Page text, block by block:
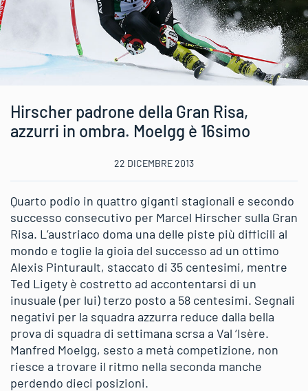
Hirscher padrone della Gran Risa,
azzurri in ombra. Moelgg è 16simo
22 DICEMBRE 2013
Quarto podio in quattro giganti stagionali e secondo
successo consecutivo per Marcel Hirscher sulla Gran
Risa. L’austriaco doma una delle piste più difficili al
mondo e toglie la gioia del successo ad un ottimo
Alexis Pinturault, staccato di 35 centesimi, mentre
Ted Ligety è costretto ad accontentarsi di un
inusuale (per lui) terzo posto a 58 centesimi. Segnali
negativi per la squadra azzurra reduce dalla bella
prova di squadra di settimana scrsa a Val ‘Isère.
Manfred Moelgg, sesto a metà competizione, non
riesce a trovare il ritmo nella seconda manche
perdendo dieci posizioni.